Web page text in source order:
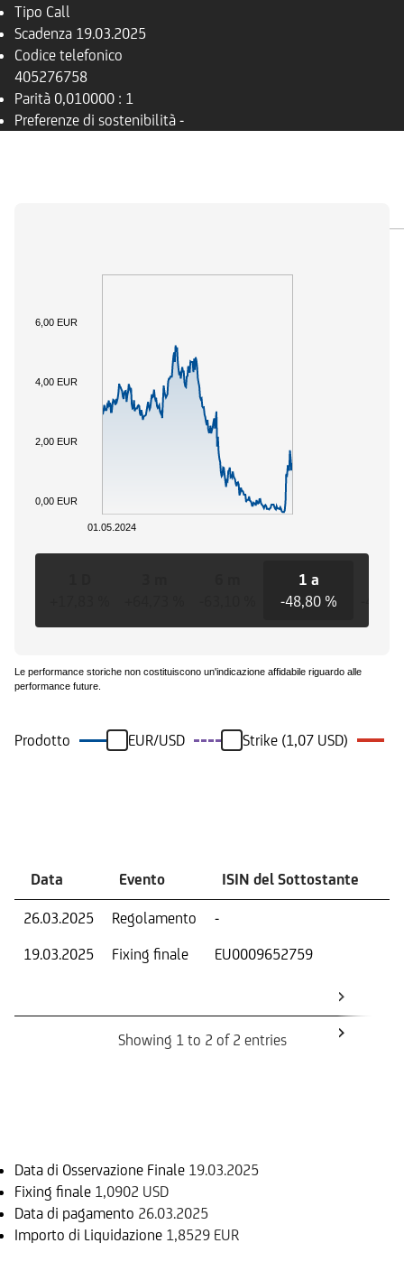
Tipo Call
Scadenza 19.03.2025
Codice telefonico
405276758
Parità 0,010000 : 1
Preferenze di sostenibilità -
01.05.2024
0,00 EUR
2,00 EUR
4,00 EUR
6,00 EUR
1 a
-48,80 %
Le performance storiche non costituiscono un'indicazione affidabile riguardo alle
performance future.
Prodotto EUR/USD Strike (1,07 USD)
Data Evento ISIN del Sottostante
26.03.2025 Regolamento -
19.03.2025
Fixing finale EU0009652759
Showing 1 to 2 of 2 entries
Data di Osservazione Finale 19.03.2025
Fixing finale 1,0902 USD
Data di pagamento 26.03.2025
Importo di Liquidazione 1,8529 EUR